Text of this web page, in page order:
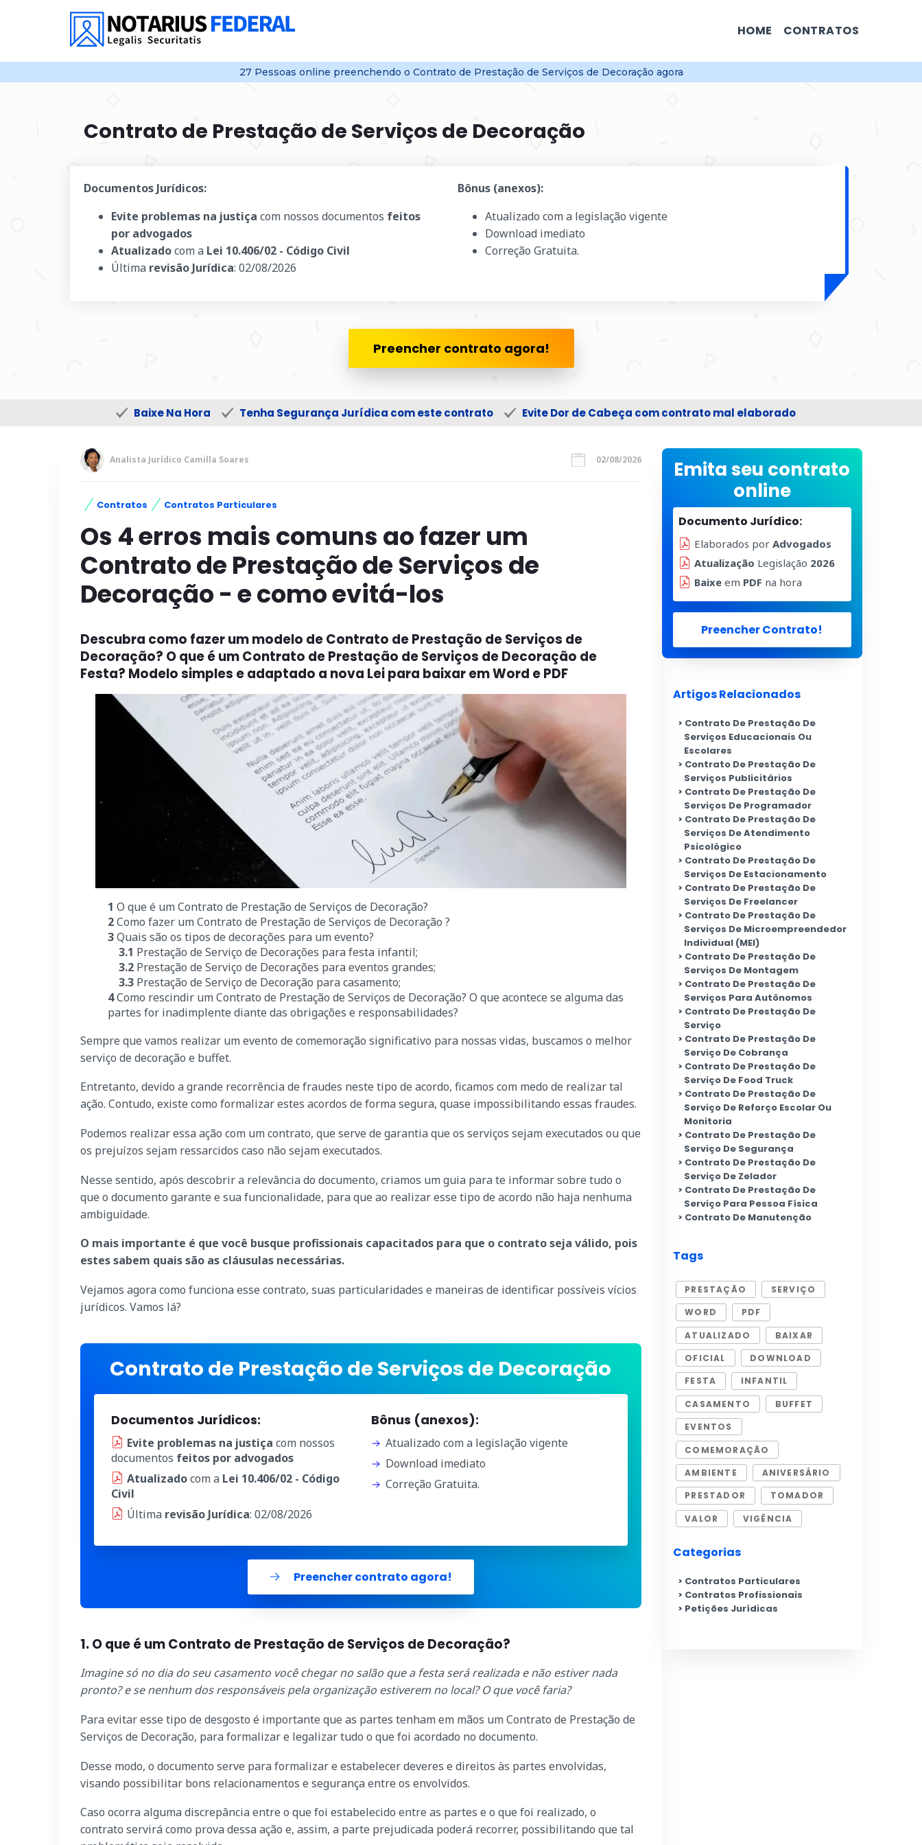
HOME CONTRATOS
27Pessoas online preenchendo o Contrato de Prestação de Serviços de Decoração agora
Contrato de Prestação de Serviços de Decoração
Documentos Jurídicos:
Evite problemas na justiça com nossos documentos feitos
por advogados
Atualizadocom a Lei 10.406/02 - Código Civil
Última revisão Jurídica: 02/08/2026
Bônus (anexos):
Atualizado com a legislação vigente
Download imediato
Correção Gratuita.
Preencher contrato agora!
Baixe Na Hora Tenha Segurança Jurídica com este contrato Evite Dor de Cabeça com contrato mal elaborado
Analista Jurídico Camilla Soares 02/08/2026
Contratos Contratos Particulares
Os 4 erros mais comuns ao fazer um
Contrato de Prestação de Serviços de
Decoração - e como evitá-los
Descubra como fazer um modelo de Contrato de Prestação de Serviços de
Decoração? O que é um Contrato de Prestação de Serviços de Decoração de
Festa? Modelo simples e adaptado a nova Lei para baixar em Word e PDF
1 O que é um Contrato de Prestação de Serviços de Decoração?
2Como fazer um Contrato de Prestação de Serviços de Decoração ?
3Quais são os tipos de decorações para um evento?
3.1 Prestação de Serviço de Decorações para festa infantil;
3.2 Prestação de Serviço de Decorações para eventos grandes;
3.3 Prestação de Serviço de Decoração para casamento;
4Como rescindir um Contrato de Prestação de Serviços de Decoração? O que acontece se alguma das
partes for inadimplente diante das obrigações e responsabilidades?
Sempre que vamos realizar um evento de comemoração significativo para nossas vidas, buscamos o melhor
serviço de decoração e buffet.
Entretanto, devido a grande recorrência de fraudes neste tipo de acordo, ficamos com medo de realizar tal
ação. Contudo, existe como formalizar estes acordos de forma segura, quase impossibilitando essas fraudes.
Podemos realizar essa ação com um contrato, que serve de garantia que os serviços sejam executados ou que
os prejuízos sejam ressarcidos caso não sejam executados.
Nesse sentido, após descobrir a relevância do documento, criamos um guia para te informar sobre tudo o
que o documento garante e sua funcionalidade, para que ao realizar esse tipo de acordo não haja nenhuma
ambiguidade.
O mais importante é que você busque profissionais capacitados para que o contrato seja válido, pois
estes sabem quais são as cláusulas necessárias.
Vejamos agora como funciona esse contrato, suas particularidades e maneiras de identificar possíveis vícios
jurídicos. Vamos lá?
Contrato de Prestação de Serviços de Decoração
Documentos Jurídicos:
Evite problemas na justiça com nossos
documentos feitos por advogados
Atualizadocom a Lei 10.406/02 - Código
Civil
Última revisão Jurídica: 02/08/2026
Bônus (anexos):
Atualizado com a legislação vigente
Download imediato
Correção Gratuita.
Preencher contrato agora!
1. O que é um Contrato de Prestação de Serviços de Decoração?
Imagine só no dia do seu casamento você chegar no salão que a festa será realizada e não estiver nada
pronto? e se nenhum dos responsáveis pela organização estiverem no local? O que você faria?
Para evitar esse tipo de desgosto é importante que as partes tenham em mãos um Contrato de Prestação de
Serviços de Decoração, para formalizar e legalizar tudo o que foi acordado no documento.
Desse modo, o documento serve para formalizar e estabelecer deveres e direitos às partes envolvidas,
visando possibilitar bons relacionamentos e segurança entre os envolvidos.
Caso ocorra alguma discrepância entre o que foi estabelecido entre as partes e o que foi realizado, o
contrato servirá como prova dessa ação e, assim, a parte prejudicada poderá recorrer, possibilitando que tal
Emita seu contrato
online
Documento Jurídico:
Elaborados por Advogados
Atualização Legislação 2026
Baixeem PDF na hora
Preencher Contrato!
Artigos Relacionados
Contrato De Prestação De
Serviços Educacionais Ou
Escolares
Contrato De Prestação De
Serviços Publicitários
Contrato De Prestação De
Serviços De Programador
Contrato De Prestação De
Serviços De Atendimento
Psicológico
Contrato De Prestação De
Serviços De Estacionamento
Contrato De Prestação De
Serviços De Freelancer
Contrato De Prestação De
Serviços De Microempreendedor
Individual (MEI)
Contrato De Prestação De
Serviços De Montagem
Contrato De Prestação De
Serviços Para Autônomos
Contrato De Prestação De
Serviço
Contrato De Prestação De
Serviço De Cobrança
Contrato De Prestação De
Serviço De Food Truck
Contrato De Prestação De
Serviço De Reforço Escolar Ou
Monitoria
Contrato De Prestação De
Serviço De Segurança
Contrato De Prestação De
Serviço De Zelador
Contrato De Prestação De
Serviço Para Pessoa Física
Contrato De Manutenção
Tags
PRESTAÇÃO
SERVIÇO
WORD
PDF
ATUALIZADO
BAIXAR
OFICIAL
DOWNLOAD
FESTA
INFANTIL
CASAMENTO
BUFFET
EVENTOS
COMEMORAÇÃO
AMBIENTE
ANIVERSÁRIO
PRESTADOR
TOMADOR
VALOR
VIGÊNCIA
Categorias
Contratos Particulares
Contratos Profissionais
Petições Jurídicas